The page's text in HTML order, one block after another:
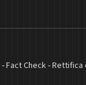
-Fact Check-Rettifica